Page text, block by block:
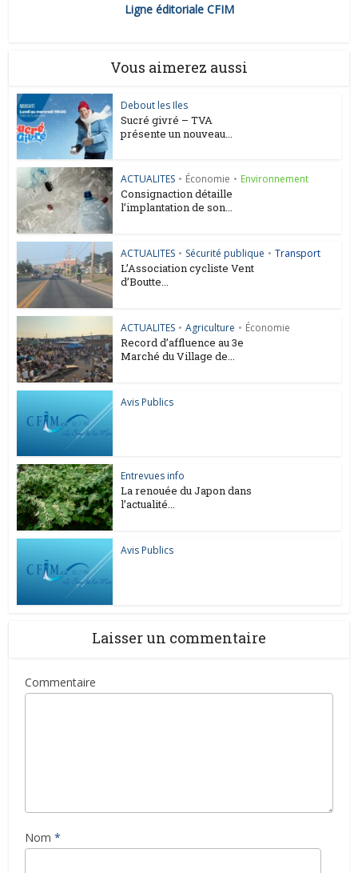
Ligne éditoriale CFIM
Vous aimerez aussi
Debout les Iles
Sucré givré – TVA
présente un nouveau...
ACTUALITES • Économie • Environnement
Consignaction détaille
l’implantation de son...
ACTUALITES • Sécurité publique • Transport
L’Association cycliste Vent
d’Boutte...
ACTUALITES • Agriculture • Économie
Record d’affluence au 3e
Marché du Village de...
Avis Publics
Entrevues info
La renouée du Japon dans
l’actualité...
Avis Publics
Laisser un commentaire
Commentaire
Nom *